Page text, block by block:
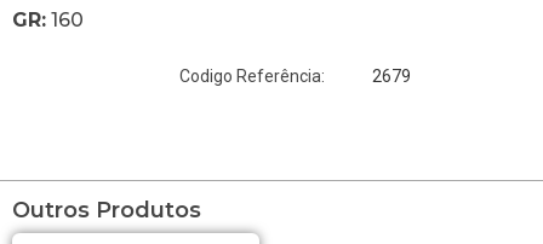
GR: 160
Codigo Referência: 2679
Outros Produtos